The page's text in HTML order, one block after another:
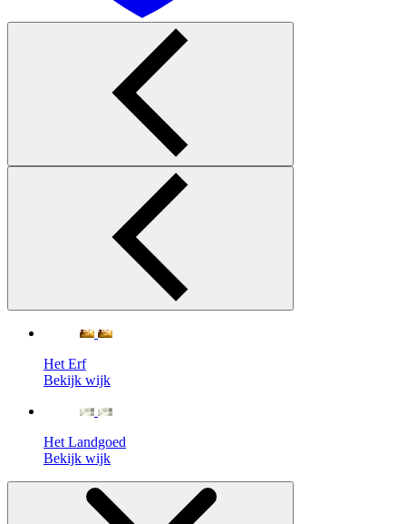
Het Erf
Bekijk wijk
Het Landgoed
Bekijk wijk